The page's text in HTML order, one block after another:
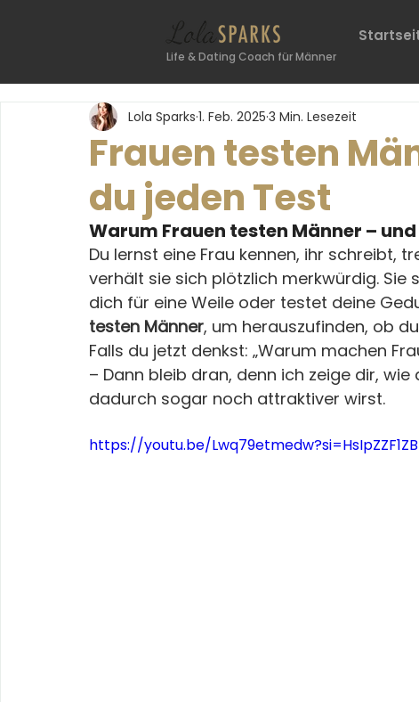
Life & Dating Coach für Männer
Frauen testen
du jeden Test
Lola Sparks 1. Feb. 2025 3 Min. Lesezeit
Warum Frauen testen Männer –
Du lernst eine Frau kennen, ihr schreibt,
verhält sie sich plötzlich merkwürdig.
dich für eine Weile oder testet deine
testen Männer, um herauszufinden, ob
Falls du jetzt denkst: „Warum machen
– Dann bleib dran, denn ich zeige dir, wie
dadurch sogar noch attraktiver wirst.
https://youtu.be/